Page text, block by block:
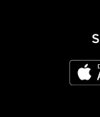
Accessibilità
JD